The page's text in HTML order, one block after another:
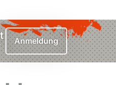
Anmeldung